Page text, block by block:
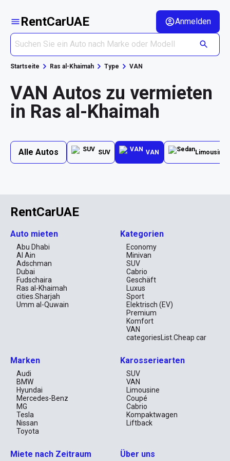
RentCarUAE Anmelden
Startseite Ras al-Khaimah Type VAN
VAN Autos zu vermieten
in Ras al-Khaimah
Alle Autos SUV VAN Limousine
RentCarUAE
Auto mieten
Abu Dhabi
Al Ain
Adschman
Dubai
Fudschaira
Ras al-Khaimah
cities.Sharjah
Umm al-Quwain
Kategorien
Economy
Minivan
SUV
Cabrio
Geschäft
Luxus
Sport
Elektrisch (EV)
Premium
Komfort
VAN
categoriesList.Cheap car
Marken
Audi
BMW
Hyundai
Mercedes-Benz
MG
Tesla
Nissan
Toyota
Karosseriearten
SUV
VAN
Limousine
Coupé
Cabrio
Kompaktwagen
Liftback
Miete nach Zeitraum Über uns